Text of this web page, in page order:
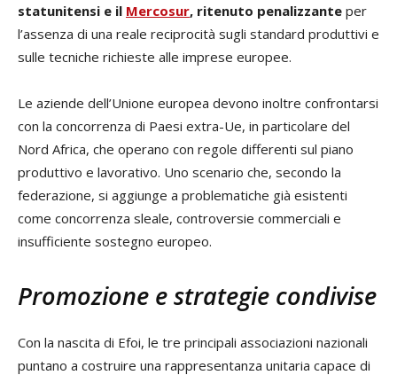
statunitensi e il Mercosur, ritenuto penalizzante per
l’assenza di una reale reciprocità sugli standard produttivi e
sulle tecniche richieste alle imprese europee.
Le aziende dell’Unione europea devono inoltre confrontarsi
con la concorrenza di Paesi extra-Ue, in particolare del
Nord Africa, che operano con regole differenti sul piano
produttivo e lavorativo. Uno scenario che, secondo la
federazione, si aggiunge a problematiche già esistenti
come concorrenza sleale, controversie commerciali e
insufficiente sostegno europeo.
Promozione e strategie condivise
Con la nascita di Efoi, le tre principali associazioni nazionali
puntano a costruire una rappresentanza unitaria capace di